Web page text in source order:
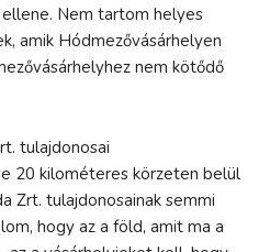
Nem tartom helyes
amik Hódmezővásárhelyen
nem kötődő
tulajdonosai
20 kilométeres körzeten belül
Zrt. tulajdonosainak semmi
hogy az a föld, amit ma a